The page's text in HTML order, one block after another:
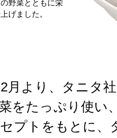
野菜とともに栄
げました。
月より、タニタ
をたっぷり使い
プトをもとに、